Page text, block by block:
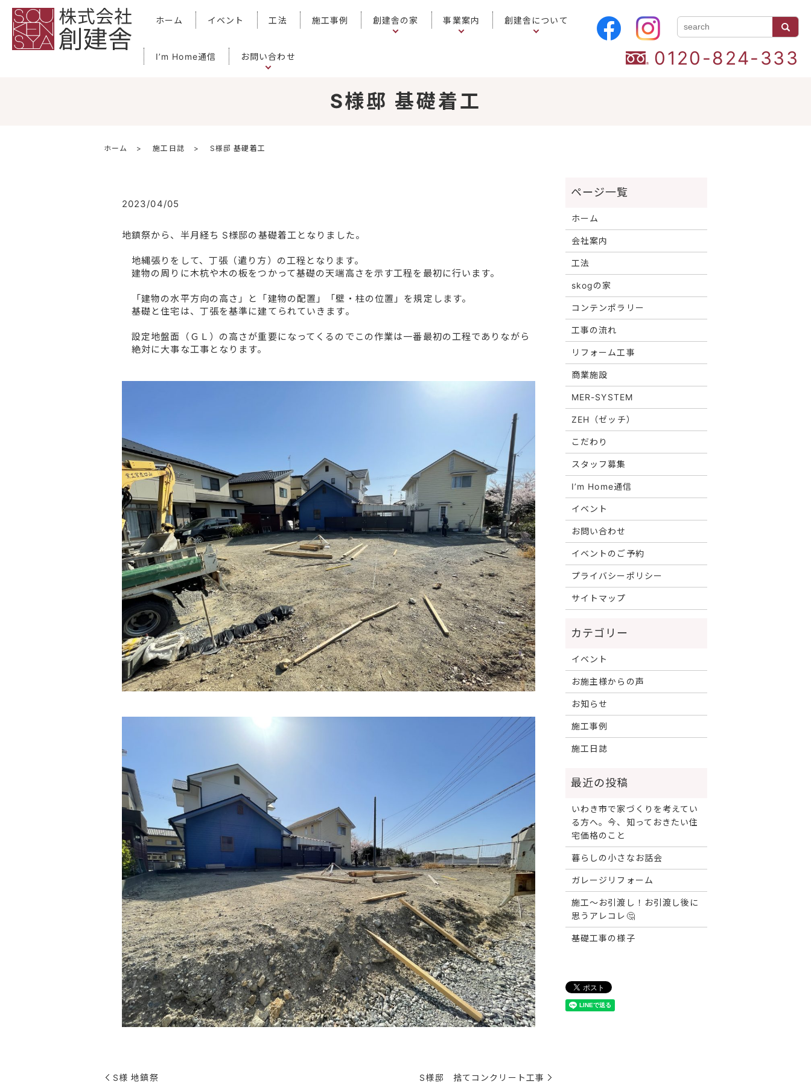
ホーム イベント 工法 施工事例 創建舎の家 事業案内 創建舎について
I’m Home通信 お問い合わせ 0120-824-333
S様邸 基礎着工
ホーム 施工日誌 S様邸 基礎着工
2023/04/05
地鎮祭から、半月経ち S様邸の基礎着工となりました。
地縄張りをして、丁張（遣り方）の工程となります。
建物の周りに木杭や木の板をつかって基礎の天端高さを示す工程を最初に行います。
「建物の水平方向の高さ」と「建物の配置」「壁・柱の位置」を規定します。
基礎と住宅は、丁張を基準に建てられていきます。
設定地盤面（ＧＬ）の高さが重要になってくるのでこの作業は一番最初の工程でありながら
絶対に大事な工事となります。
S様 地鎮祭 S様邸 捨てコンクリート工事
ホーム
会社案内
工法
skogの家
コンテンポラリー
工事の流れ
リフォーム工事
商業施設
MER-SYSTEM
ZEH（ゼッチ）
こだわり
スタッフ募集
I’m Home通信
イベント
お問い合わせ
イベントのご予約
プライバシーポリシー
サイトマップ
イベント
お施主様からの声
お知らせ
施工事例
施工日誌
いわき市で家づくりを考えてい
る方へ。今、知っておきたい住
宅価格のこと
暮らしの小さなお話会
ガレージリフォーム
施工～お引渡し！お引渡し後に
思うアレコレ🤔
基礎工事の様子